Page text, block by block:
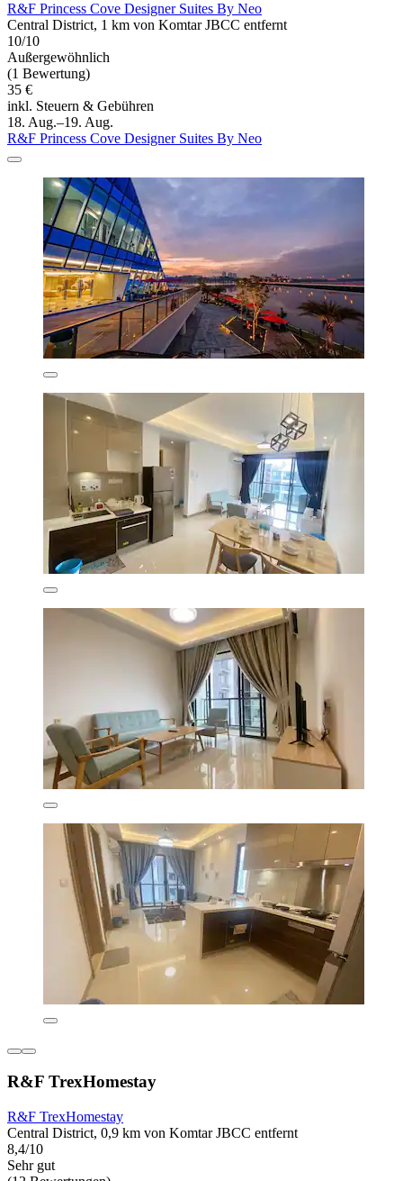
R&F Princess Cove Designer Suites By Neo
Central District, 1 km von Komtar JBCC entfernt
10/10
Außergewöhnlich
(1 Bewertung)
35 €
inkl. Steuern & Gebühren
18. Aug.–19. Aug.
R&F Princess Cove Designer Suites By Neo
R&F TrexHomestay
R&F TrexHomestay
Central District, 0,9 km von Komtar JBCC entfernt
8,4/10
Sehr gut